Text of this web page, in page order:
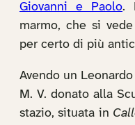
Giovanni e Paolo.
marmo, che si
per certo di più
Avendo un
M. V. donato alla
stazio, situata in